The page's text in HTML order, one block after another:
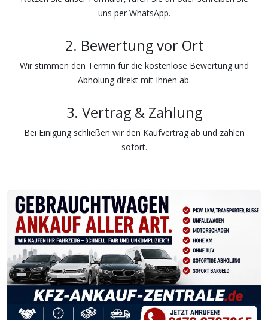
uns per WhatsApp.
2. Bewertung vor Ort
Wir stimmen den Termin für die kostenlose Bewertung und
Abholung direkt mit Ihnen ab.
3. Vertrag & Zahlung
Bei Einigung schließen wir den Kaufvertrag ab und zahlen
sofort.